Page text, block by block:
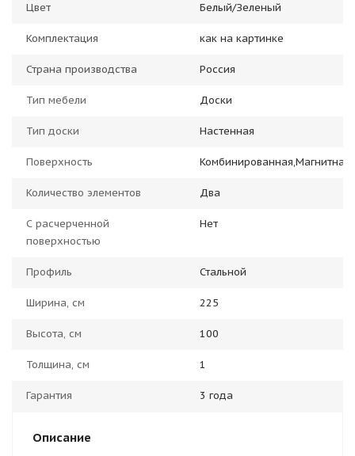
Цвет Белый/Зеленый
Комплектация как на картинке
Страна производства Россия
Тип мебели Доски
Тип доски Настенная
Поверхность Комбинированная,Магнитная
Количество элементов Два
С расчерченной
поверхностью
Нет
Профиль Стальной
Ширина, см 225
Высота, см 100
Толщина, см 1
Гарантия 3 года
Описание